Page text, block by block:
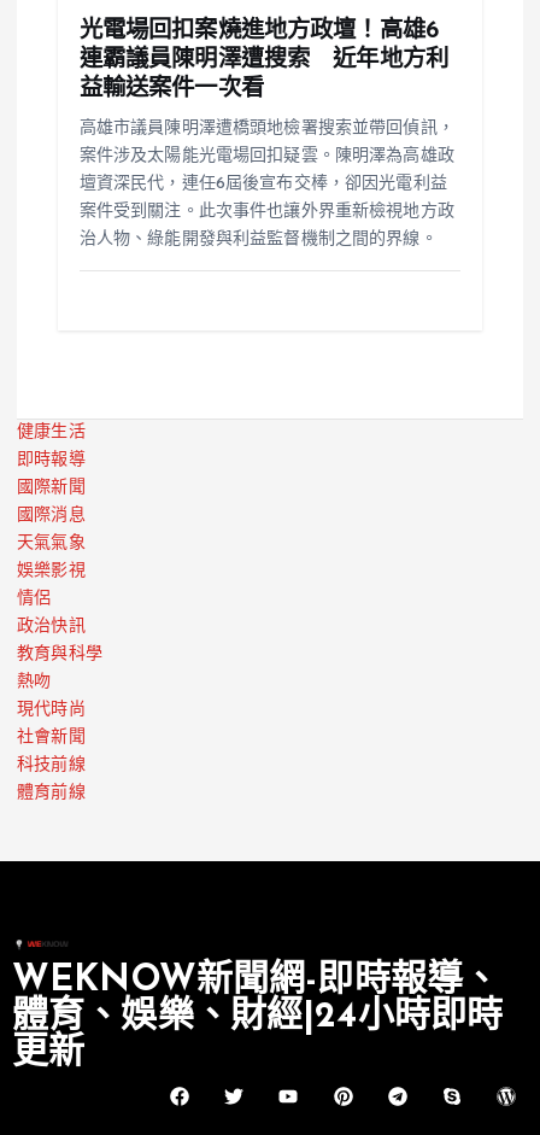
光電場回扣案燒進地方政壇！高雄6
連霸議員陳明澤遭搜索 近年地方利
益輸送案件一次看
高雄市議員陳明澤遭橋頭地檢署搜索並帶回偵訊，
案件涉及太陽能光電場回扣疑雲。陳明澤為高雄政
壇資深民代，連任6屆後宣布交棒，卻因光電利益
案件受到關注。此次事件也讓外界重新檢視地方政
治人物、綠能開發與利益監督機制之間的界線。
健康生活
即時報導
國際新聞
國際消息
天氣氣象
娛樂影視
情侶
政治快訊
教育與科學
熱吻
現代時尚
社會新聞
科技前線
體育前線
WEKNOW新聞網-即時報導、
體育、娛樂、財經|24小時即時
更新